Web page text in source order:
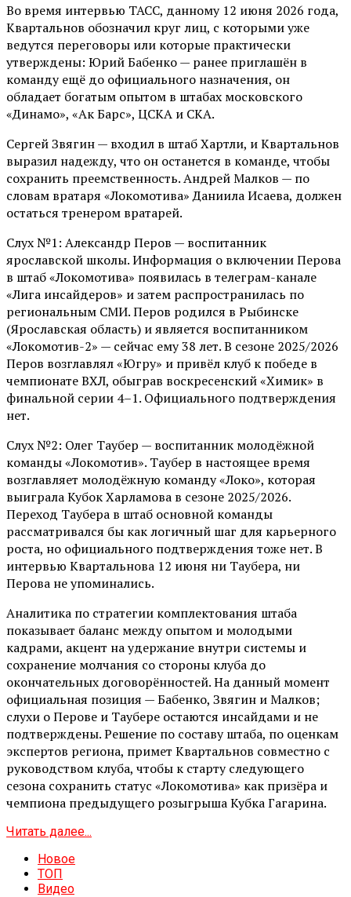
Во время интервью ТАСС, данному 12 июня 2026 года,
Квартальнов обозначил круг лиц, с которыми уже
ведутся переговоры или которые практически
утверждены: Юрий Бабенко — ранее приглашён в
команду ещё до официального назначения, он
обладает богатым опытом в штабах московского
«Динамо», «Ак Барс», ЦСКА и СКА.
Сергей Звягин — входил в штаб Хартли, и Квартальнов
выразил надежду, что он останется в команде, чтобы
сохранить преемственность. Андрей Малков — по
словам вратаря «Локомотива» Даниила Исаева, должен
остаться тренером вратарей.
Слух №1: Александр Перов — воспитанник
ярославской школы. Информация о включении Перова
в штаб «Локомотива» появилась в телеграм-канале
«Лига инсайдеров» и затем распространилась по
региональным СМИ. Перов родился в Рыбинске
(Ярославская область) и является воспитанником
«Локомотив-2» — сейчас ему 38 лет. В сезоне 2025/2026
Перов возглавлял «Югру» и привёл клуб к победе в
чемпионате ВХЛ, обыграв воскресенский «Химик» в
финальной серии 4–1. Официального подтверждения
нет.
Слух №2: Олег Таубер — воспитанник молодёжной
команды «Локомотив». Таубер в настоящее время
возглавляет молодёжную команду «Локо», которая
выиграла Кубок Харламова в сезоне 2025/2026.
Переход Таубера в штаб основной команды
рассматривался бы как логичный шаг для карьерного
роста, но официального подтверждения тоже нет. В
интервью Квартальнова 12 июня ни Таубера, ни
Перова не упоминались.
Аналитика по стратегии комплектования штаба
показывает баланс между опытом и молодыми
кадрами, акцент на удержание внутри системы и
сохранение молчания со стороны клуба до
окончательных договорённостей. На данный момент
официальная позиция — Бабенко, Звягин и Малков;
слухи о Перове и Таубере остаются инсайдами и не
подтверждены. Решение по составу штаба, по оценкам
экспертов региона, примет Квартальнов совместно с
руководством клуба, чтобы к старту следующего
сезона сохранить статус «Локомотива» как призёра и
чемпиона предыдущего розыгрыша Кубка Гагарина.
Читать далее...
Новое
ТОП
Видео